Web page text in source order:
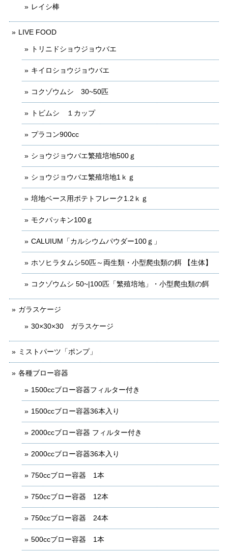
レイシ棒
LIVE FOOD
トリニドショウジョウバエ
キイロショウジョウバエ
コクゾウムシ 30~50匹
トビムシ １カップ
プラコン900cc
ショウジョウバエ繁殖培地500ｇ
ショウジョウバエ繁殖培地1ｋｇ
培地ベース用ポテトフレーク1.2ｋｇ
モクパッキン100ｇ
CALUIUM「カルシウムパウダー100ｇ」
ホソヒラタムシ50匹～両生類・小型爬虫類の餌 【生体】
コクゾウムシ 50~|100匹「繁殖培地」・小型爬虫類の餌
ガラスケージ
30×30×30 ガラスケージ
ミストパーツ「ポンプ」
各種ブロー容器
1500ccブロー容器フィルター付き
1500ccブロー容器36本入り
2000ccブロー容器 フィルター付き
2000ccブロー容器36本入り
750ccブロー容器 1本
750ccブロー容器 12本
750ccブロー容器 24本
500ccブロー容器 1本